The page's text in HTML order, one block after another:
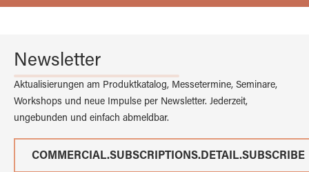
Newsletter
Aktualisierungen am Produktkatalog, Messetermine, Seminare,
Workshops und neue Impulse per Newsletter. Jederzeit,
ungebunden und einfach abmeldbar.
COMMERCIAL.SUBSCRIPTIONS.DETAIL.SUBSCRIBE